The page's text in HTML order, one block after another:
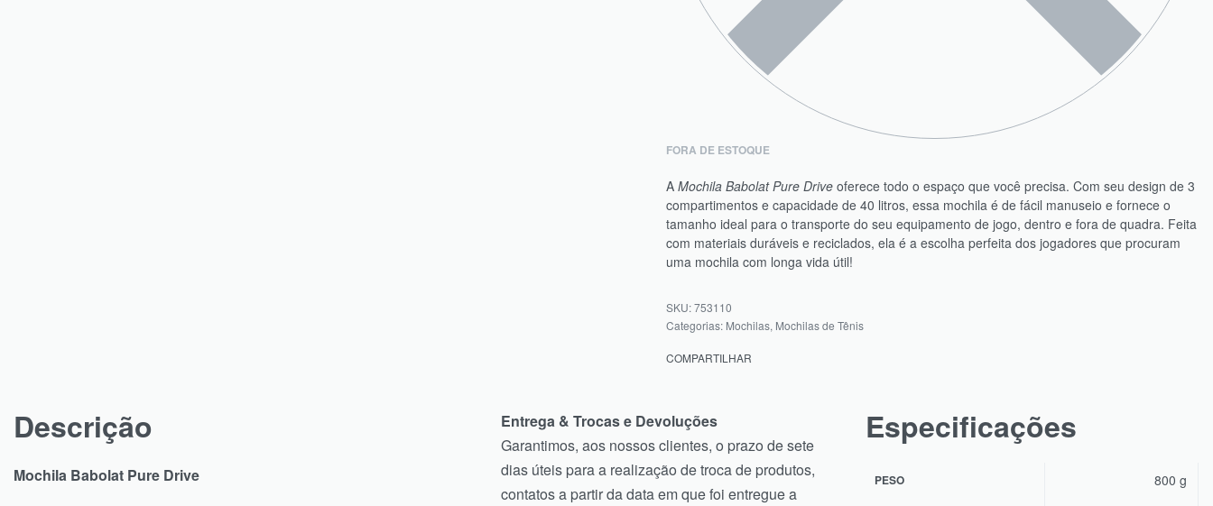
FORA DE ESTOQUE
A Mochila Babolat Pure Drive oferece todo o espaço que você precisa. Com seu design de 3
compartimentos e capacidade de 40 litros, essa mochila é de fácil manuseio e fornece o
tamanho ideal para o transporte do seu equipamento de jogo, dentro e fora de quadra. Feita
com materiais duráveis e reciclados, ela é a escolha perfeita dos jogadores que procuram
uma mochila com longa vida útil!
753110
Categorias: Mochilas, Mochilas de Tênis
COMPARTILHAR
Descrição
Mochila Babolat Pure Drive
Entrega & Trocas e Devoluções
Garantimos, aos nossos clientes, o prazo de sete
dias úteis para a realização de troca de produtos,
contatos a partir da data em que foi entregue a
Especificações
PESO 800 g